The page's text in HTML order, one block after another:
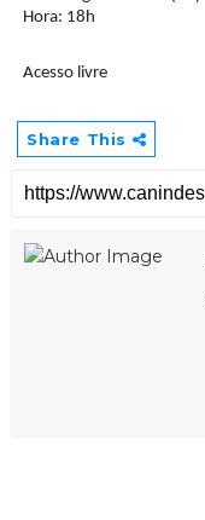
Hora: 18h
Acesso livre
Share This